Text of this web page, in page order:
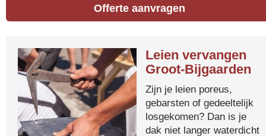
Offerte aanvragen
Leien vervangen
Groot-Bijgaarden
Zijn je leien poreus,
gebarsten of gedeeltelijk
losgekomen? Dan is je
dak niet langer waterdicht